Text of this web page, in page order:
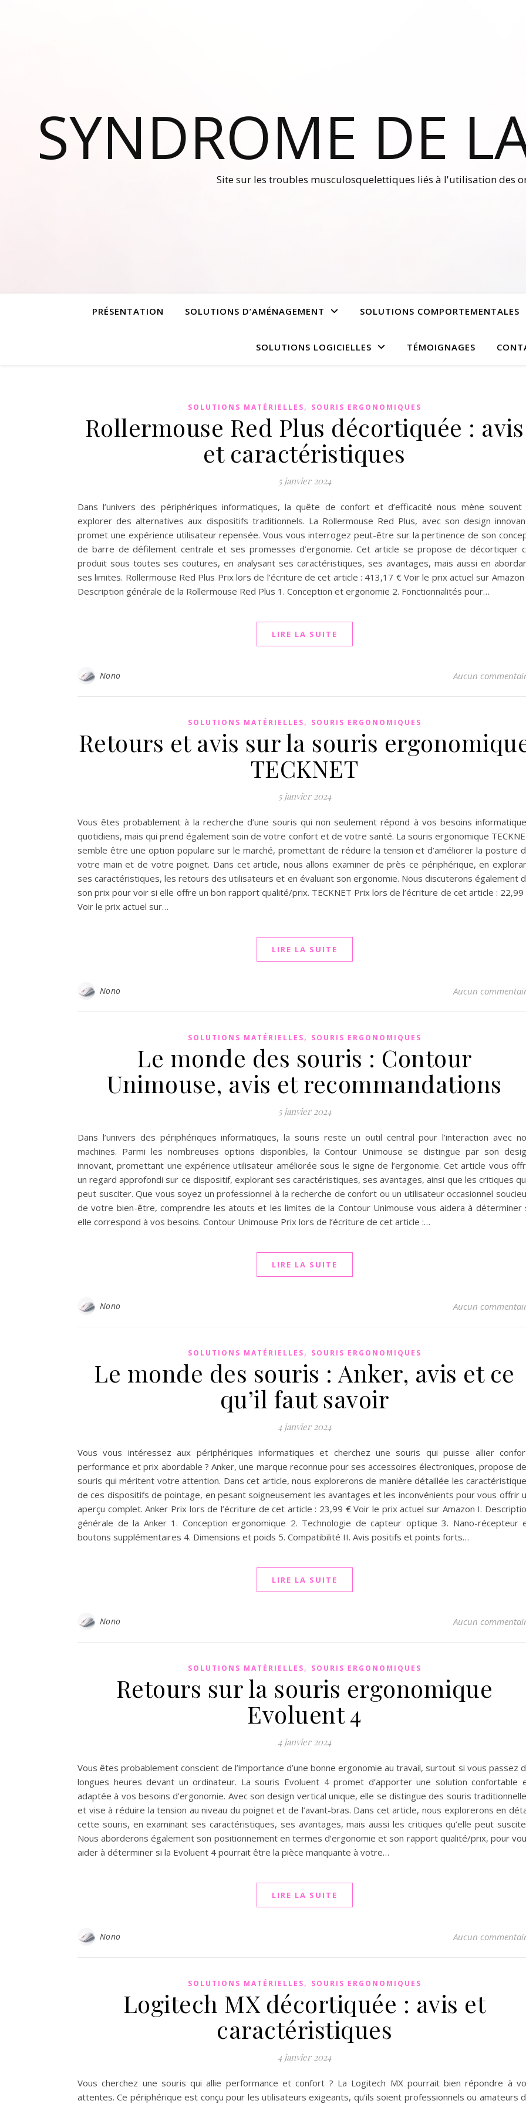
SYNDROME DE
Site sur les troubles musculosquelettiques liés à l'utilisation des
PRÉSENTATION SOLUTIONS D’AMÉNAGEMENT SOLUTIONS COMPORTEMENTALES
SOLUTIONS LOGICIELLES TÉMOIGNAGES
SOLUTIONS MATÉRIELLES, SOURIS ERGONOMIQUES
Rollermouse Red Plus décortiquée : avis
et caractéristiques
5 janvier 2024
Dans l’univers des périphériques informatiques, la quête de confort et d’efficacité nous mène souvent
explorer des alternatives aux dispositifs traditionnels. La Rollermouse Red Plus, avec son design
promet une expérience utilisateur repensée. Vous vous interrogez peut-être sur la pertinence de son
de barre de défilement centrale et ses promesses d’ergonomie. Cet article se propose de décortiquer
produit sous toutes ses coutures, en analysant ses caractéristiques, ses avantages, mais aussi en
ses limites. Rollermouse Red Plus Prix lors de l’écriture de cet article : 413,17 € Voir le prix actuel sur Amazon
Description générale de la Rollermouse Red Plus 1. Conception et ergonomie 2. Fonctionnalités pour…
LIRE LA SUITE
Nono Aucun
SOLUTIONS MATÉRIELLES, SOURIS ERGONOMIQUES
Retours et avis sur la souris
TECKNET
5 janvier 2024
Vous êtes probablement à la recherche d’une souris qui non seulement répond à vos besoins
quotidiens, mais qui prend également soin de votre confort et de votre santé. La souris ergonomique
semble être une option populaire sur le marché, promettant de réduire la tension et d’améliorer la posture
votre main et de votre poignet. Dans cet article, nous allons examiner de près ce périphérique, en
ses caractéristiques, les retours des utilisateurs et en évaluant son ergonomie. Nous discuterons également
son prix pour voir si elle offre un bon rapport qualité/prix. TECKNET Prix lors de l’écriture de cet article : 22,99
Voir le prix actuel sur…
LIRE LA SUITE
Nono Aucun
SOLUTIONS MATÉRIELLES, SOURIS ERGONOMIQUES
Le monde des souris : Contour
Unimouse, avis et recommandations
5 janvier 2024
Dans l’univers des périphériques informatiques, la souris reste un outil central pour l’interaction avec
machines. Parmi les nombreuses options disponibles, la Contour Unimouse se distingue par son
innovant, promettant une expérience utilisateur améliorée sous le signe de l’ergonomie. Cet article vous
un regard approfondi sur ce dispositif, explorant ses caractéristiques, ses avantages, ainsi que les critiques
peut susciter. Que vous soyez un professionnel à la recherche de confort ou un utilisateur occasionnel
de votre bien-être, comprendre les atouts et les limites de la Contour Unimouse vous aidera à déterminer
elle correspond à vos besoins. Contour Unimouse Prix lors de l’écriture de cet article :…
LIRE LA SUITE
Nono Aucun
SOLUTIONS MATÉRIELLES, SOURIS ERGONOMIQUES
Le monde des souris : Anker, avis et ce
qu’il faut savoir
4 janvier 2024
Vous vous intéressez aux périphériques informatiques et cherchez une souris qui puisse allier
performance et prix abordable ? Anker, une marque reconnue pour ses accessoires électroniques, propose
souris qui méritent votre attention. Dans cet article, nous explorerons de manière détaillée les
de ces dispositifs de pointage, en pesant soigneusement les avantages et les inconvénients pour vous offrir
aperçu complet. Anker Prix lors de l’écriture de cet article : 23,99 € Voir le prix actuel sur Amazon I.
générale de la Anker 1. Conception ergonomique 2. Technologie de capteur optique 3. Nano-récepteur
boutons supplémentaires 4. Dimensions et poids 5. Compatibilité II. Avis positifs et points forts…
LIRE LA SUITE
Nono Aucun
SOLUTIONS MATÉRIELLES, SOURIS ERGONOMIQUES
Retours sur la souris ergonomique
Evoluent 4
4 janvier 2024
Vous êtes probablement conscient de l’importance d’une bonne ergonomie au travail, surtout si vous passez
longues heures devant un ordinateur. La souris Evoluent 4 promet d’apporter une solution confortable
adaptée à vos besoins d’ergonomie. Avec son design vertical unique, elle se distingue des souris
et vise à réduire la tension au niveau du poignet et de l’avant-bras. Dans cet article, nous explorerons en
cette souris, en examinant ses caractéristiques, ses avantages, mais aussi les critiques qu’elle peut
Nous aborderons également son positionnement en termes d’ergonomie et son rapport qualité/prix, pour
aider à déterminer si la Evoluent 4 pourrait être la pièce manquante à votre…
LIRE LA SUITE
Nono Aucun
SOLUTIONS MATÉRIELLES, SOURIS ERGONOMIQUES
Logitech MX décortiquée : avis et
caractéristiques
4 janvier 2024
Vous cherchez une souris qui allie performance et confort ? La Logitech MX pourrait bien répondre à
attentes. Ce périphérique est conçu pour les utilisateurs exigeants, qu’ils soient professionnels ou amateurs